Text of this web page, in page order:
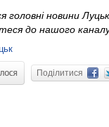
головні новини
до нашого
Поділитися